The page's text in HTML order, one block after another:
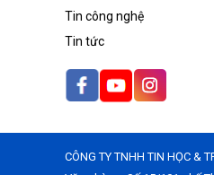
Tin công nghệ
Tin tức
CÔNG TY TNHH TIN HỌC &